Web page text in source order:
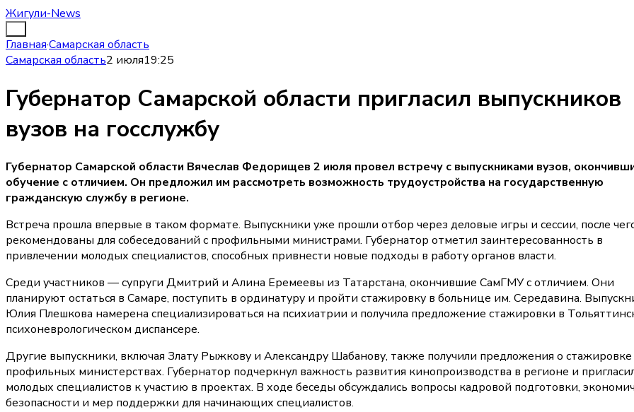
Жигули-News
Главная·Самарская область
Самарская область2 июля19:25
Губернатор Самарской области пригласил выпускников
вузов на госслужбу
Губернатор Самарской области Вячеслав Федорищев 2 июля провел встречу с выпускниками вузов,
обучение с отличием. Он предложил им рассмотреть возможность трудоустройства на государственную
гражданскую службу в регионе.
Встреча прошла впервые в таком формате. Выпускники уже прошли отбор через деловые игры и сессии, после
рекомендованы для собеседований с профильными министрами. Губернатор отметил заинтересованность в
привлечении молодых специалистов, способных привнести новые подходы в работу органов власти.
Среди участников — супруги Дмитрий и Алина Еремеевы из Татарстана, окончившие СамГМУ с отличием. Они
планируют остаться в Самаре, поступить в ординатуру и пройти стажировку в больнице им. Середавина.
Юлия Плешкова намерена специализироваться на психиатрии и получила предложение стажировки в
психоневрологическом диспансере.
Другие выпускники, включая Злату Рыжкову и Александру Шабанову, также получили предложения о стажировке
профильных министерствах. Губернатор подчеркнул важность развития кинопроизводства в регионе и
молодых специалистов к участию в проектах. В ходе беседы обсуждались вопросы кадровой подготовки,
безопасности и мер поддержки для начинающих специалистов.